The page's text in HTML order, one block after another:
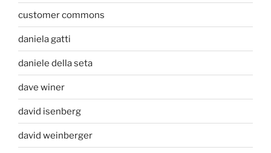
customer commons
daniela gatti
daniele della seta
dave winer
david isenberg
david weinberger